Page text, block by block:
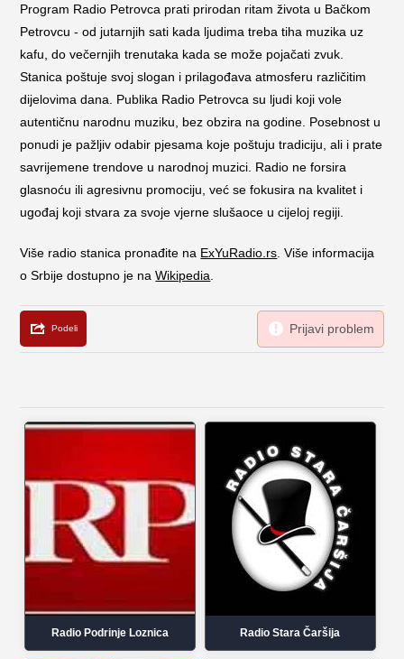
Program Radio Petrovca prati prirodan ritam života u Bačkom
Petrovcu - od jutarnjih sati kada ljudima treba tiha muzika uz
kafu, do večernjih trenutaka kada se može pojačati zvuk.
Stanica poštuje svoj slogan i prilagođava atmosferu različitim
dijelovima dana. Publika Radio Petrovca su ljudi koji vole
autentičnu narodnu muziku, bez obzira na godine. Posebnost u
ponudi je pažljiv odabir pjesama koje poštuju tradiciju, ali i prate
savrijemene trendove u narodnoj muzici. Radio ne forsira
glasnoću ili agresivnu promociju, već se fokusira na kvalitet i
ugođaj koji stvara za svoje vjerne slušaoce u cijeloj regiji.
Više radio stanica pronađite na ExYuRadio.rs . Više informacija
o Srbije dostupno je naWikipedia
Radio Podrinje Loznica Radio Stara Čaršija